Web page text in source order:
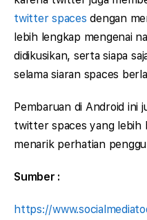
twitter spaces dengan
lebih lengkap mengenai
didikusikan, serta siapa
selama siaran spaces
Pembaruan di Android ini
twitter spaces yang lebih
menarik perhatian
Sumber :
https://